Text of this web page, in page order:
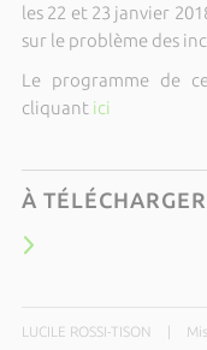
les 22 et 23 janvier
sur le problème des
Le programme de
cliquant ici
À TÉLÉCHARGER
LUCILE ROSSI-TISON